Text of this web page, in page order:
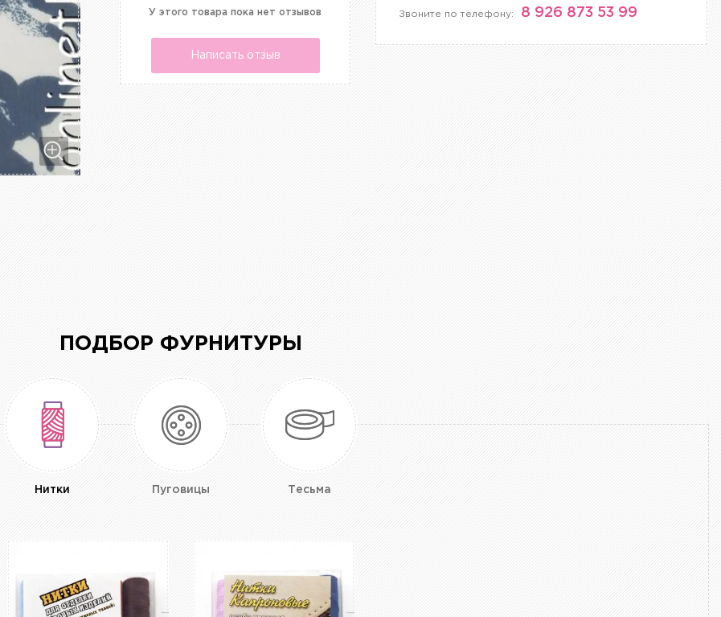
У этого товара пока нет отзывов
Написать отзыв
Звоните по телефону: 8 926 873 53 99
ПОДБОР ФУРНИТУРЫ
Нитки Пуговицы Тесьма